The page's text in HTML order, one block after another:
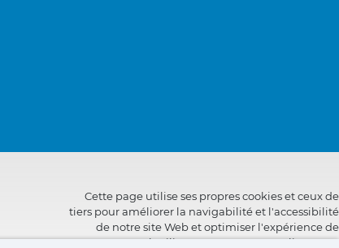
Cette page utilise ses propres cookies et ceux de
tiers pour améliorer la navigabilité et l'accessibilité
de notre site Web et optimiser l'expérience de
l'utilisateur. Vous pouvez cliquer sur